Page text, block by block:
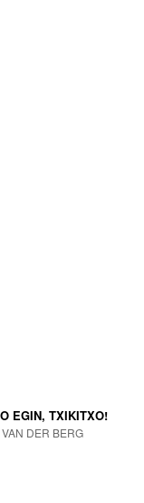
EGIN, TXIKITXO!
DER BERG